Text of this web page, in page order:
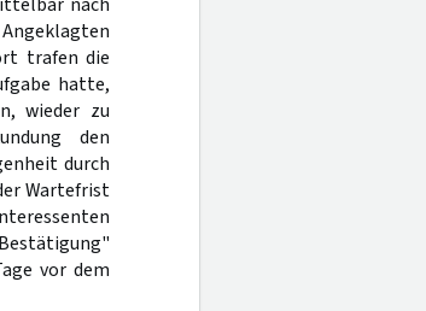
trafen die
hatte,
wieder zu
den
durch
Wartefrist
vor dem